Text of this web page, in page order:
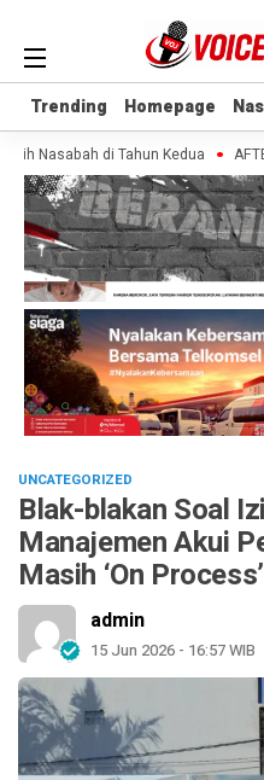
Trending Homepage
Trending Homepage
Nasabah di Tahun Kedua
UNCATEGORIZED
Blak-blakan Soal
Manajemen Akui
Masih ‘On Process’
admin
15 Jun 2026 - 16:57 WIB